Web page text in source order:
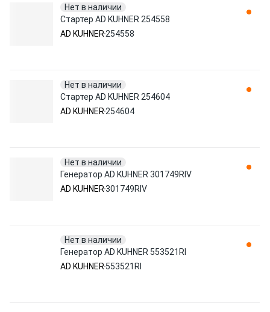
Нет в наличии
Стартер AD KUHNER 254558
AD KUHNER 254558
Нет в наличии
Стартер AD KUHNER 254604
AD KUHNER 254604
Нет в наличии
Генератор AD KUHNER 301749RIV
AD KUHNER301749RIV
Нет в наличии
Генератор AD KUHNER 553521RI
AD KUHNER 553521RI